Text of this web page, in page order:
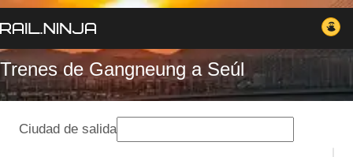
Trenes de Gangneung a Seúl
Ciudad de salida